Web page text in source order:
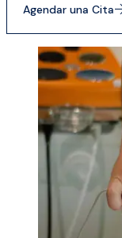
Agendar una Cita